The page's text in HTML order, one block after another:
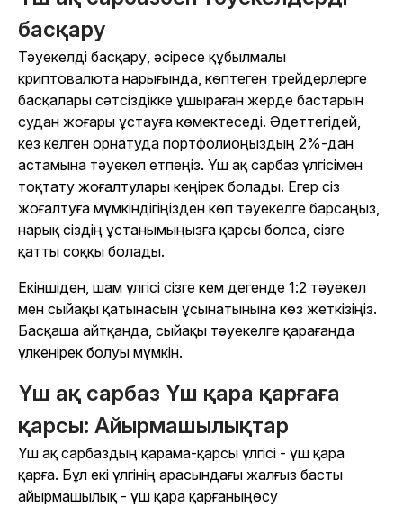
басқару
Тәуекелді басқару, әсіресе құбылмалы
криптовалюта нарығында, көптеген трейдерлерге
басқалары сәтсіздікке ұшыраған жерде бастарын
судан жоғары ұстауға көмектеседі. Әдеттегідей,
кез келген орнатуда портфолиоңыздың 2%-дан
астамына тәуекел етпеңіз. Үш ақ сарбаз үлгісімен
тоқтату жоғалтулары кеңірек болады. Егер сіз
жоғалтуға мүмкіндігіңізден көп тәуекелге барсаңыз,
нарық сіздің ұстанымыңызға қарсы болса, сізге
қатты соққы болады.
Екіншіден, шам үлгісі сізге кем дегенде 1:2 тәуекел
мен сыйақы қатынасын ұсынатынына көз жеткізіңіз.
Басқаша айтқанда, сыйақы тәуекелге қарағанда
үлкенірек болуы мүмкін.
Үш ақ сарбаз Үш қара қарғаға
қарсы: Айырмашылықтар
Үш ақ сарбаздың қарама-қарсы үлгісі - үш қара
қарға. Бұл екі үлгінің арасындағы жалғыз басты
айырмашылық - үш қара қарғаныңөсу